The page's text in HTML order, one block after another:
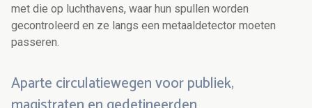
met die op luchthavens, waar hun spullen worden
gecontroleerd en ze langs een metaaldetector moeten
passeren.
Aparte circulatiewegen voor publiek,